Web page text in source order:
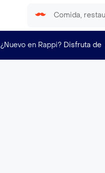
¿Nuevo en Rappi? Disfruta de